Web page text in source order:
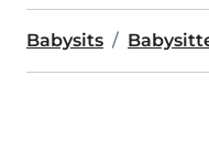
Babysits